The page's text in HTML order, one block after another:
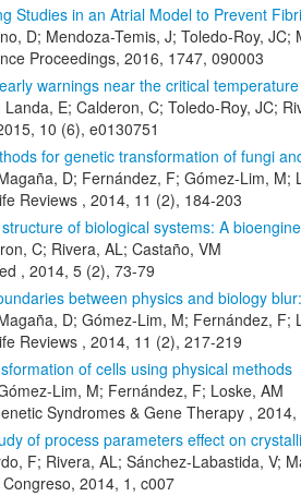
Studies in an Atrial Model to Prevent
D; Mendoza-Temis, J; Toledo-Roy,
Proceedings, 2016, 1747, 090003
warnings near the critical
Landa, E; Calderon, C; Toledo-Roy, JC;
10 (6), e0130751
for genetic transformation of fungi
D; Fernández, F; Gómez-Lim, M;
Reviews , 2014, 11 (2), 184-203
of biological systems: A
C; Rivera, AL; Castaño, VM
, 2014, 5 (2), 73-79
between physics and biology
D; Gómez-Lim, M; Fernández, F;
Reviews , 2014, 11 (2), 217-219
of cells using physical methods
Lim, M; Fernández, F; Loske, AM
Syndromes & Gene Therapy ,
of process parameters effect on
F; Rivera, AL; Sánchez-Labastida, V;
2014, 1, c007